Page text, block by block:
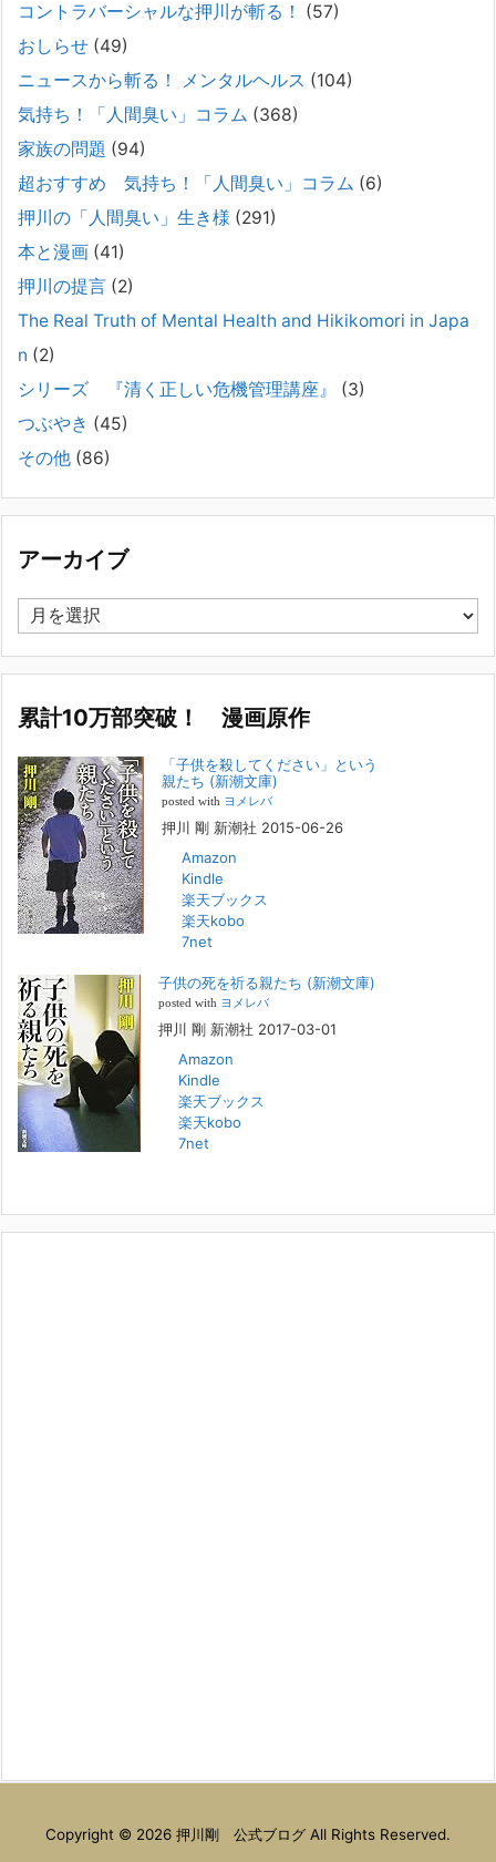
通常価格 2,980円 → 今だけ 1,480円（50％OFF）こちらのnoteは、
（株）トキワ精神保健事務所（所長：押川剛）が支援の現場で行なって
きた実務対応を、家族向けに整理しています。 続きをみ
#042 精神疾患の子どもと健全なコミュニケーション
がとれない（母娘編）。
弊社は、病識のない重篤な精神疾患を抱えるご家族からのご相談を受
け、長年にわたり精神科医療へのアクセスの仕方や問題解決に取り組ん
い場合、家 [...]
#041 将来を案じる「きょうだい」必見②きょうだ
で困っている方へ
2025年8月11日
長年問題解決に至らない家族のパターンのうち、弊社の相談で多い事例
景・特徴続きをみる
集英社オンラインのインタビューを受けました。「漫
画といえば集英社！」というく…
2023年3月1日
集英社オンラインのインタビューを受けました。「漫画といえば集英
社！」というくらいの大御所が、「子供を殺してくださいという親た
名誉です。h[...]
若年層の子供の問題
『「子供を殺してください」という親たち』では、先月まで、10代の対
象者をテーマにした回、「ケース19 奴隷化する親たち」をお送りして
いました。こちらは、最終話をコミックバンチWebで読むことができま
す[...]
FBS福岡放送『目撃者f』出演情報
2022年2月27日
本日（日曜）深夜1時25分～FBS福岡放送『目撃者f』で、（株）トキワ
されます。「俺がつなげてやる～コワモテ“説得屋”の生き様～」続きを
[...]
人と“直接”向き合うことの価値
2022年1月14日
2022年になりました。すでに言い尽くされていることではありますが、
コロナ禍は、日々の生活や生き方そのものを考える機会となりました。
コントラバーシャルな押川が斬る！
(57)
おしらせ (49)
ニュースから斬る！ メンタルヘルス (104)
気持ち！「人間臭い」コラム (368)
家族の問題 (94)
超おすすめ 気持ち！「人間臭い」コラム (6)
押川の「人間臭い」生き様 (291)
本と漫画 (41)
押川の提言 (2)
The Real Truth of Mental Health and Hikikomori in Japa
n (2)
シリーズ 『清く正しい危機管理講座』
(3)
つぶやき (45)
その他 (86)
アーカイブ
ー
カ
ブ
累計10万部突破！ 漫画原作
「子供を殺してください」という
親たち (新潮文庫)
posted with ヨメレバ
押川 剛 新潮社 2015-06-26
Amazon
Kindle
楽天ブックス
楽天kobo
7net
子供の死を祈る親たち (新潮文庫)
posted with ヨメレバ
押川 剛 新潮社 2017-03-01
Amazon
Kindle
楽天ブックス
楽天kobo
7net
Copyright © 2026 押川剛 公式ブログ All Rights Reserved.